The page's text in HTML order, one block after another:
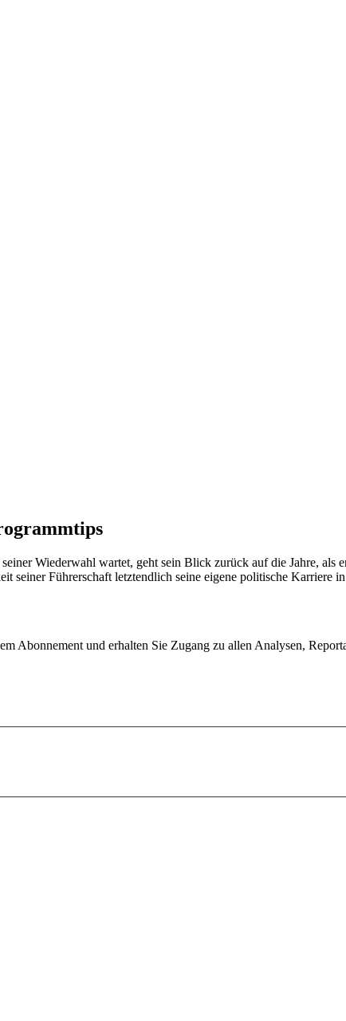
Wiederwahl wartet, geht sein Blick zurück auf die Jahre, als
Führerschaft letztendlich seine eigene politische Karriere
Abonnement und erhalten Sie Zugang zu allen Analysen,